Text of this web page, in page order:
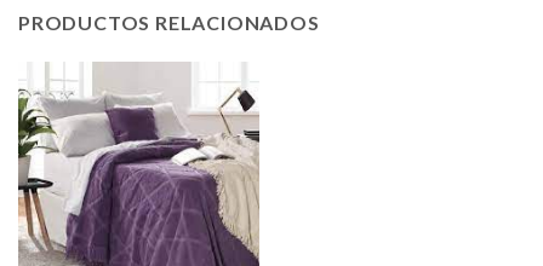
PRODUCTOS RELACIONADOS